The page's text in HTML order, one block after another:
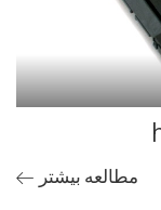
مطالعه بیشتر